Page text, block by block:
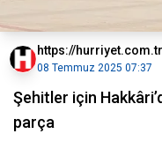
https://hurriyet.com.tr
08 Temmuz 2025 07:37
Şehitler için
parça